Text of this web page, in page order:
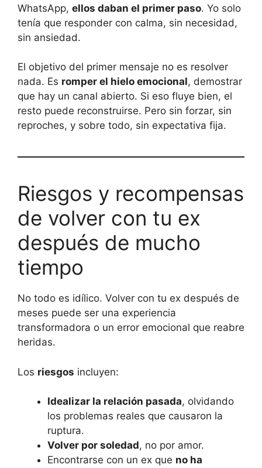
WhatsApp, ellos daban el primer paso. Yo solo
tenía que responder con calma, sin necesidad,
sin ansiedad.
El objetivo del primer mensaje no es resolver
nada. Es romper el hielo emocional, demostrar
que hay un canal abierto. Si eso fluye bien, el
resto puede reconstruirse. Pero sin forzar, sin
reproches, y sobre todo, sin expectativa fija.
Riesgos y recompensas
de volver con tu ex
después de mucho
tiempo
No todo es idílico. Volver con tu ex después de
meses puede ser una experiencia
transformadora o un error emocional que reabre
heridas.
Los riesgos incluyen:
Idealizar la relación pasada, olvidando
los problemas reales que causaron la
ruptura.
Volver por soledad, no por amor.
Encontrarse con un ex que no ha